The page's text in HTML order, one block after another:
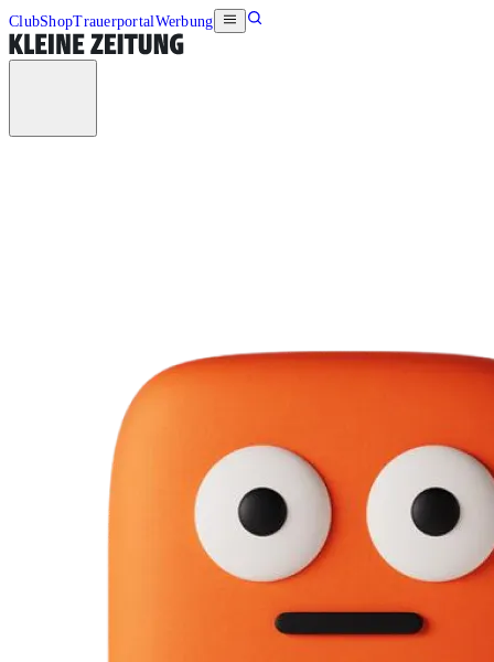
ClubShopTrauerportalWerbung